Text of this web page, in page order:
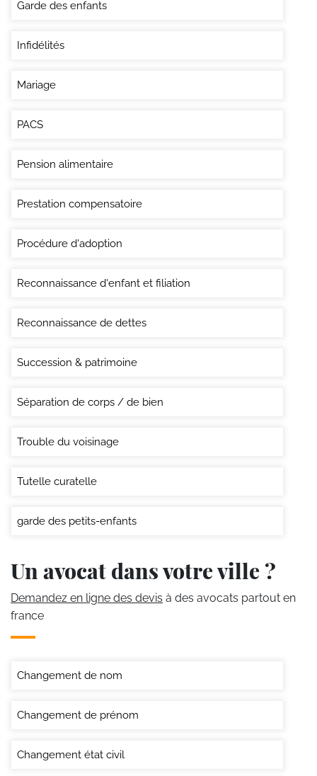
Garde des enfants
Infidélités
Mariage
PACS
Pension alimentaire
Prestation compensatoire
Procédure d'adoption
Reconnaissance d'enfant et filiation
Reconnaissance de dettes
Succession & patrimoine
Séparation de corps / de bien
Trouble du voisinage
Tutelle curatelle
garde des petits-enfants
Un avocat dans votre ville ?
Demandez en ligne des devis à des avocats partout en
france
Changement de nom
Changement de prénom
Changement état civil